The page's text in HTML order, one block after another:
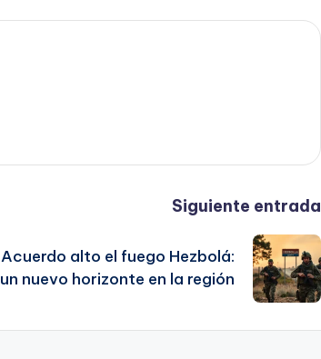
Siguiente entrada
Acuerdo alto el fuego Hezbolá:
un nuevo horizonte en la región